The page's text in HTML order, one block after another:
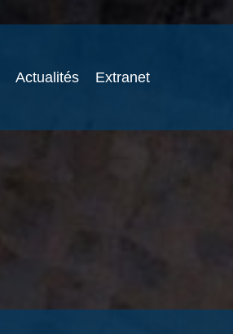
Actualités Extranet